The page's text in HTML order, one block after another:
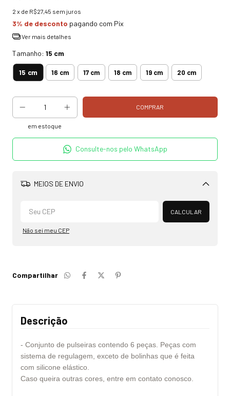
2 x de R$27,45 sem juros
3% de desconto pagando com Pix
Ver mais detalhes
Tamanho: 15 cm
15 cm 16 cm 17 cm 18 cm 19 cm 20 cm
em estoque
Consulte-nos pelo WhatsApp
MEIOS DE ENVIO
Alterar CEP
CALCULAR
Não sei meu CEP
Compartilhar
Descrição
- Conjunto de pulseiras contendo 6 peças. Peças com
sistema de regulagem, exceto de bolinhas que é feita
com silicone elástico.
Caso queira outras cores, entre em contato conosco.